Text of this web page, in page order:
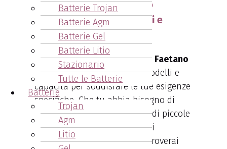
Batterie Trojan
Batterie Agm
Batterie Gel
Batterie Litio
Stazionario
Tutte le Batterie
Batterie
Trojan
Agm
Litio
1. Ampia Scelta di Modelli e
Capacità
L’acquisto di batterie Cesab Faetano
ti offre una vasta scelta di modelli e
capacità per soddisfare le tue esigenze
specifiche. Che tu abbia bisogno di
batterie per carrelli elevatori di piccole
dimensioni o per applicazioni
industriali più impegnative, troverai